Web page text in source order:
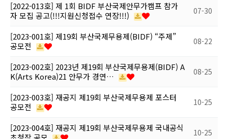
[2022-013호] 제 1회 BIDF 부산국제안무가캠프 참가
자 모집 공고(!!!지원신청접수 연장!!!)
07-30
[2023-001호] 제19회 부산국제무용제(BIDF) “주제”
공모전
08-22
[2023-002호] 2023년 제19회 부산국제무용제(BIDF) A
K(Arts Korea)21 안무가 경연…
08-25
[2023-003호] 재공지 제19회 부산국제무용제 포스터
공모전
10-25
[2023-004호] 재공지 제19회 부산국제무용제 국내공식
10-25